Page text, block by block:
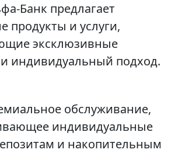
Банк предлагает
продукты и услуги,
эксклюзивные
индивидуальный подход.
обслуживание,
индивидуальные
и накопительным